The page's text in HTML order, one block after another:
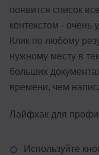
появится список
контекстом - очень
Клик по любому
нужному месту в
больших
времени, чем
Лайфхак для
Используйте